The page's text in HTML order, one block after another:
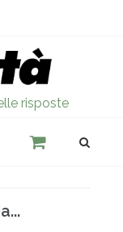
risposte